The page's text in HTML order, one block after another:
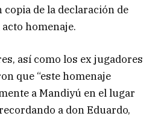
de la declaración de
homenaje.
así como los ex jugadores
que “este homenaje
a Mandiyú en el lugar
a don Eduardo,